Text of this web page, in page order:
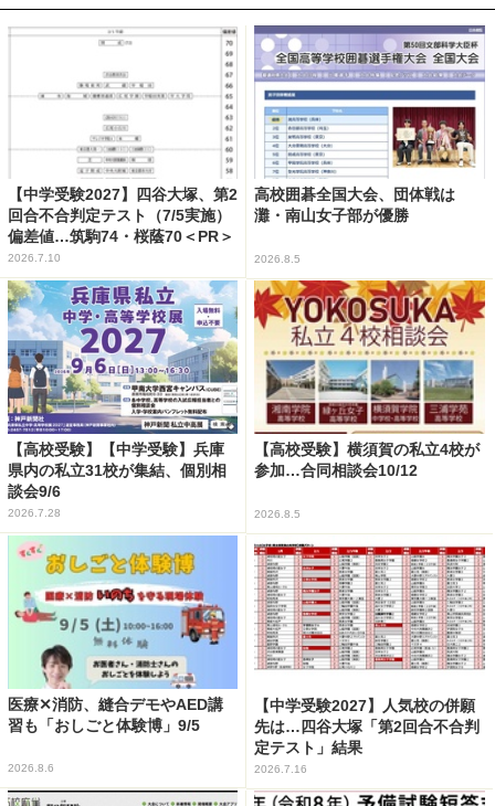
【中学受験2027】四谷大塚、第2
回合不合判定テスト（7/5実施）
偏差値…筑駒74・桜蔭70＜PR＞
2026.7.10
高校囲碁全国大会、団体戦は
灘・南山女子部が優勝
2026.8.5
【高校受験】【中学受験】兵庫
県内の私立31校が集結、個別相
談会9/6
2026.7.28
【高校受験】横須賀の私立4校が
参加…合同相談会10/12
2026.8.5
医療✕消防、縫合デモやAED講
習も「おしごと体験博」9/5
2026.8.6
【中学受験2027】人気校の併願
先は…四谷大塚「第2回合不合判
定テスト」結果
2026.7.16